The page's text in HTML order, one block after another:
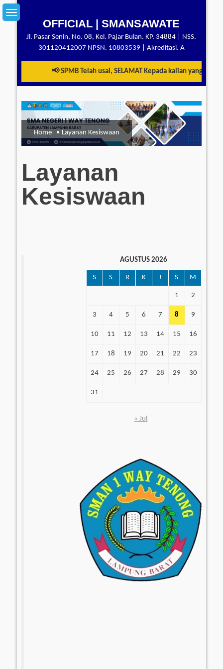
Skip
to
OFFICIAL | SMANSAWATE
Jl. Pasar Senin, No. 08, Kel. Pajar Bulan. KP. 34884 | NSS.
301120412007 NPSN. 10803539 | Akreditasi. A
📢 SPMB Telah usai, SELAMAT Kepada kalian yang
Home Layanan Kesiswaan
Layanan
Kesiswaan
AGUSTUS 2026
S S R K J S M
1 2
3 4 5 6 7 8 9
10 11 12 13 14 15 16
17 18 19 20 21 22 23
24 25 26 27 28 29 30
31
« Jul